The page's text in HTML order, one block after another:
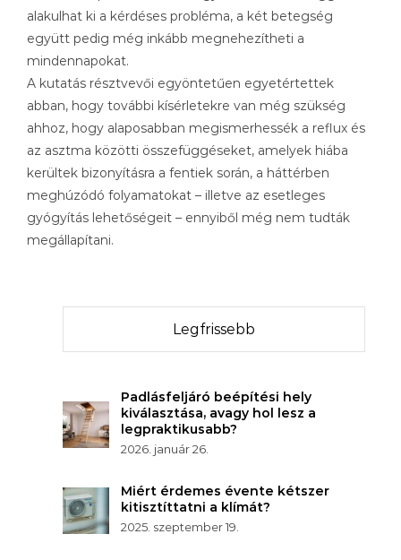
alakulhat ki a kérdéses probléma, a két betegség
együtt pedig még inkább megnehezítheti a
mindennapokat.
A kutatás résztvevői egyöntetűen egyetértettek
abban, hogy további kísérletekre van még szükség
ahhoz, hogy alaposabban megismerhessék a reflux és
az asztma közötti összefüggéseket, amelyek hiába
kerültek bizonyításra a fentiek során, a háttérben
meghúzódó folyamatokat – illetve az esetleges
gyógyítás lehetőségeit – ennyiből még nem tudták
megállapítani.
Legfrissebb
Padlásfeljáró beépítési hely
kiválasztása, avagy hol lesz a
legpraktikusabb?
2026. január 26.
Miért érdemes évente kétszer
kitisztíttatni a klímát?
2025. szeptember 19.